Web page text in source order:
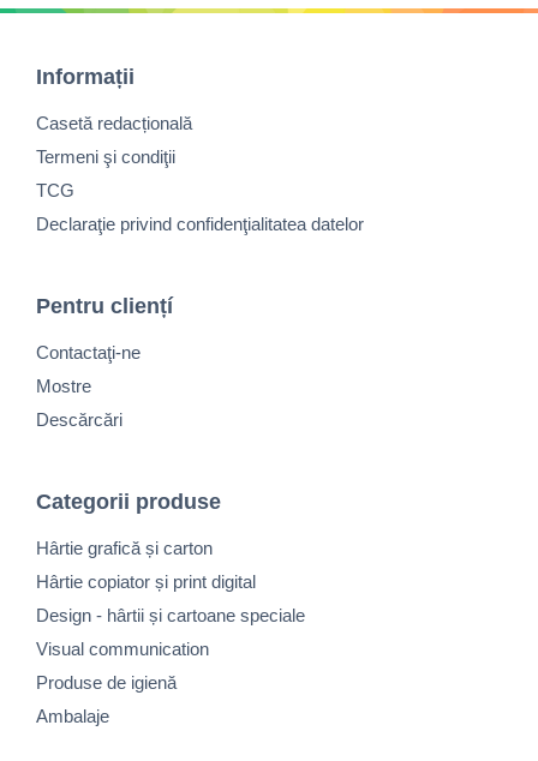
Informații
Casetă redacțională
Termeni şi condiţii
TCG
Declaraţie privind confidenţialitatea datelor
Pentru cliențí
Contactaţi-ne
Mostre
Descărcări
Categorii produse
Hârtie grafică și carton
Hârtie copiator și print digital
Design - hârtii și cartoane speciale
Visual communication
Produse de igienă
Ambalaje